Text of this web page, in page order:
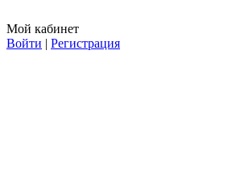
Мой кабинет
Войти | Регистрация